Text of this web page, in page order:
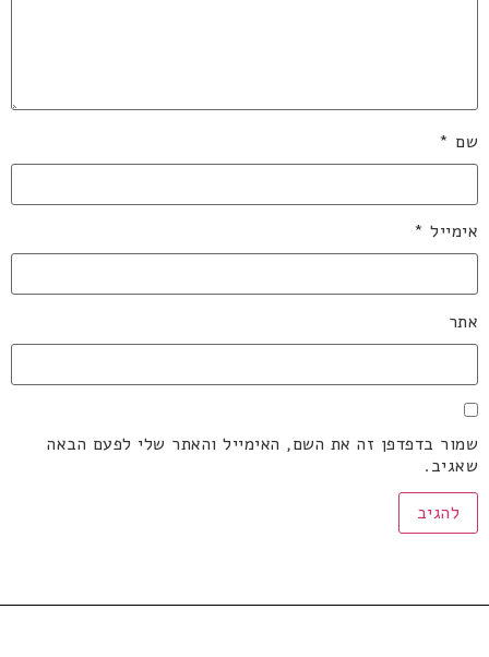
שם *
אימייל *
אתר
שמור בדפדפן זה את השם, האימייל והאתר שלי לפעם הבאה
שאגיב.